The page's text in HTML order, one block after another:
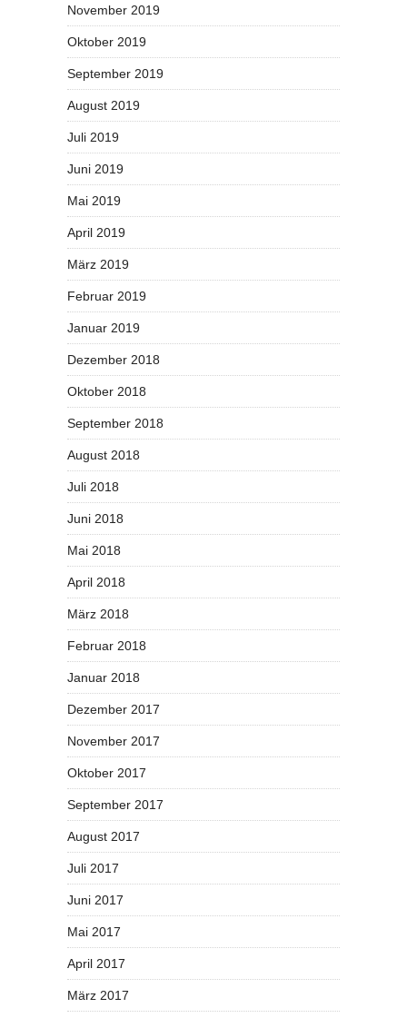
November 2019
Oktober 2019
September 2019
August 2019
Juli 2019
Juni 2019
Mai 2019
April 2019
März 2019
Februar 2019
Januar 2019
Dezember 2018
Oktober 2018
September 2018
August 2018
Juli 2018
Juni 2018
Mai 2018
April 2018
März 2018
Februar 2018
Januar 2018
Dezember 2017
November 2017
Oktober 2017
September 2017
August 2017
Juli 2017
Juni 2017
Mai 2017
April 2017
März 2017